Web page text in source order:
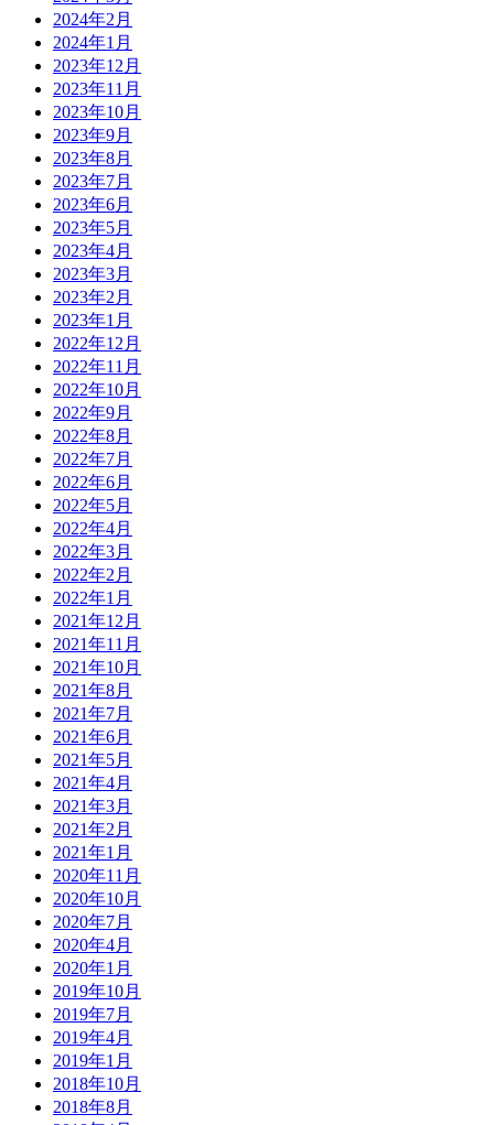
2024年2月
2024年1月
2023年12月
2023年11月
2023年10月
2023年9月
2023年8月
2023年7月
2023年6月
2023年5月
2023年4月
2023年3月
2023年2月
2023年1月
2022年12月
2022年11月
2022年10月
2022年9月
2022年8月
2022年7月
2022年6月
2022年5月
2022年4月
2022年3月
2022年2月
2022年1月
2021年12月
2021年11月
2021年10月
2021年8月
2021年7月
2021年6月
2021年5月
2021年4月
2021年3月
2021年2月
2021年1月
2020年11月
2020年10月
2020年7月
2020年4月
2020年1月
2019年10月
2019年7月
2019年4月
2019年1月
2018年10月
2018年8月